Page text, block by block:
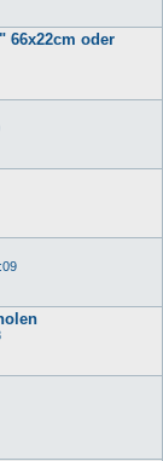
66x22cm oder